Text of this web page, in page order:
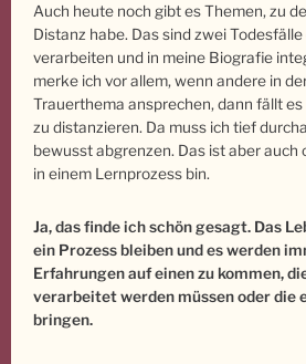
Auch heute noch gibt es Themen, zu
Distanz habe. Das sind zwei
verarbeiten und in meine Biografie
merke ich vor allem, wenn andere in
Trauerthema ansprechen, dann fällt es
zu distanzieren. Da muss ich tief
bewusst abgrenzen. Das ist aber auch
in einem Lernprozess bin.
Ja, das finde ich schön gesagt. Das
ein Prozess bleiben und es werden
Erfahrungen auf einen zu kommen,
verarbeitet werden müssen oder die
bringen.